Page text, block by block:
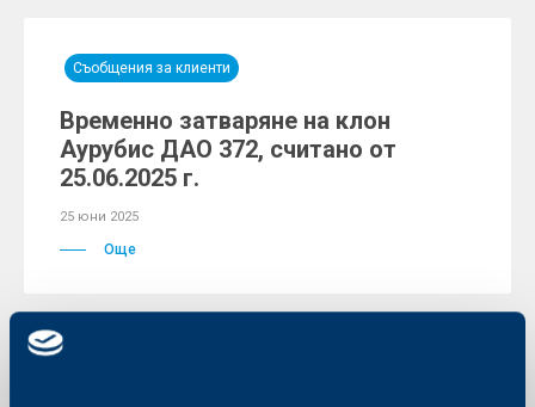
Съобщения за клиенти
Временно затваряне на клон
Аурубис ДАО 372, считано от
25.06.2025 г.
25 юни 2025
Още